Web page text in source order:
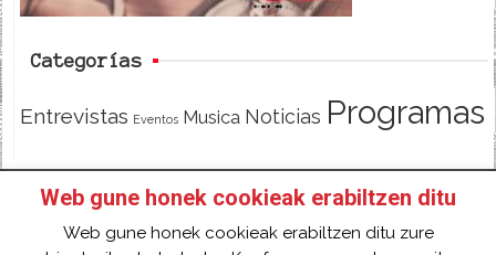
Categorías
Entrevistas Eventos Musica Noticias Programas
INICIO HAZTE SOCI@!
FACEBOOK
TWITTER
CONTACTO ACCESO
Web gune honek cookieak erabiltzen ditu
Web gune honek cookieak erabiltzen ditu zure